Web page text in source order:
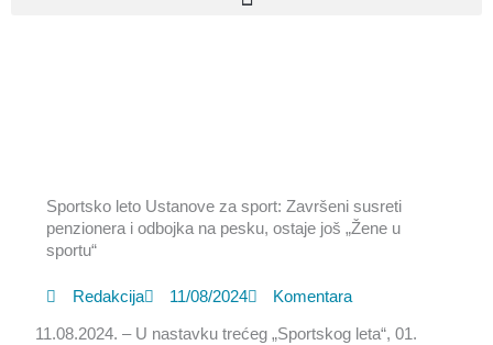
Sportsko leto Ustanove za sport: Završeni susreti
penzionera i odbojka na pesku, ostaje još „Žene u
sportu“
Redakcija 11/08/2024 Komentara
11.08.2024. – U nastavku trećeg „Sportskog leta“, 01.